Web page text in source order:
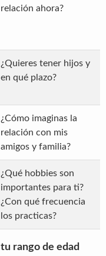
relación ahora?
¿Quieres tener hijos y
en qué plazo?
¿Cómo imaginas la
relación con mis
amigos y familia?
¿Qué hobbies son
importantes para ti?
¿Con qué frecuencia
los practicas?
rango de edad